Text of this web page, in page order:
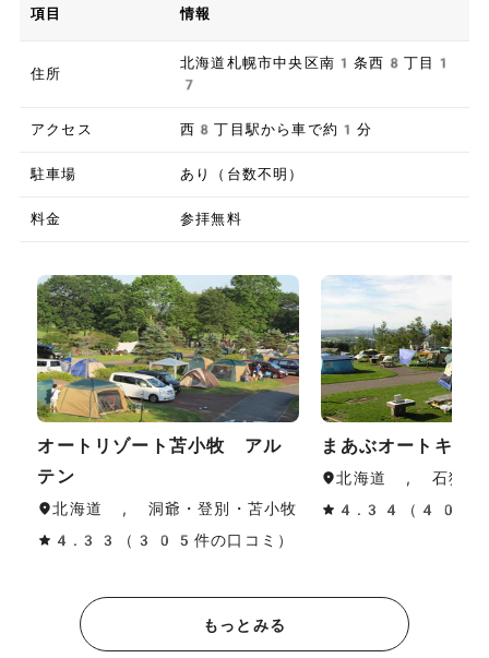
項目 情報
住所
北海道札幌市中央区南1条西8丁目1
7
アクセス 西8丁目駅から車で約1分
駐車場 あり（台数不明）
料金 参拝無料
オートリゾート苫小牧 アル
テン
北海道 , 洞爺・登別・苫小牧
4.33（305件の口コミ）
まあぶオートキャ
北海道 , 石狩・
4.34（40件の
もっとみる